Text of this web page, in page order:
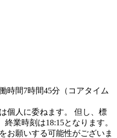
時間7時間45分（コアタイム
個人に委ねます。 但し、標
業時刻は18:15となります。
お願いする可能性がございま